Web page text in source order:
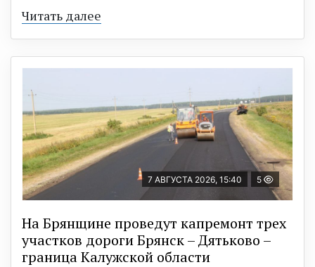
Читать далее
7 АВГУСТА 2026, 15:40 5
На Брянщине проведут капремонт трех
участков дороги Брянск – Дятьково –
граница Калужской области